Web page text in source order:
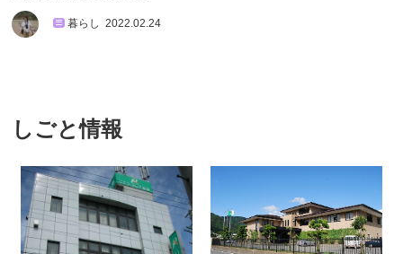
暮らし 2022.02.24
しごと情報